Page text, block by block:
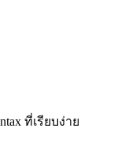
ที่เรียบง่าย